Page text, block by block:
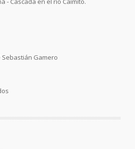
Sebastián Gamero